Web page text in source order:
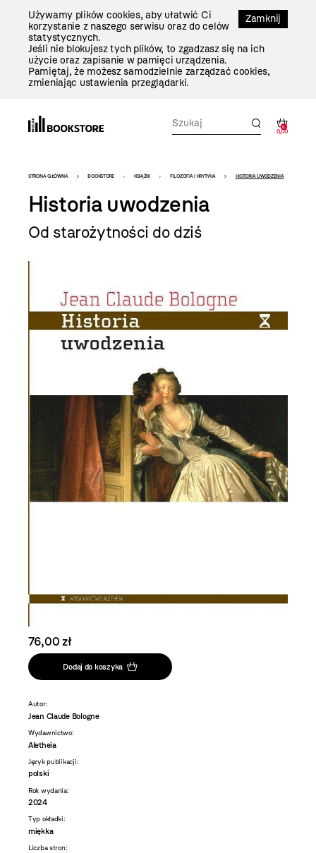
Zamknij
Używamy plików cookies, aby ułatwić Ci
korzystanie z naszego serwisu oraz do celów
statystycznych.
Jeśli nie blokujesz tych plików, to zgadzasz się na ich
użycie oraz zapisanie w pamięci urządzenia.
Pamiętaj, że możesz samodzielnie zarządzać cookies,
zmieniając ustawienia przeglądarki.
0
0,00
Bookstore
-
szablon
szczegóły
STRONA GŁÓWNA BOOKSTORE KSIĄŻKI FILOZOFIA I KRYTYKA HISTORIA UWODZENIA
Historia uwodzenia
Od starożytności do dziś
76,00 zł
Dodaj do koszyka
Autor:
Jean Claude Bologne
Wydawnictwo:
Aletheia
Język publikacji:
polski
Rok wydania:
2024
Typ okładki:
miękka
Liczba stron: